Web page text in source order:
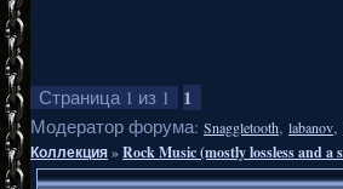
Страница 1 из 1 1
Модератор форума: Snaggletooth, labanov,
Коллекция»Rock Music (mostly lossless and a